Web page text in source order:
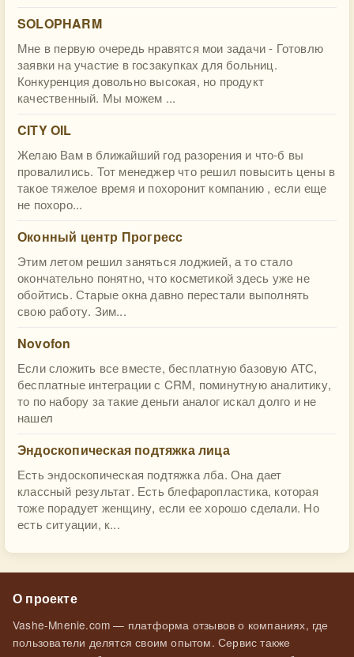
SOLOPHARM
Мне в первую очередь нравятся мои задачи - Готовлю
заявки на участие в госзакупках для больниц.
Конкуренция довольно высокая, но продукт
качественный. Мы можем ...
CITY OIL
Желаю Вам в ближайший год разорения и что-б вы
провалились. Тот менеджер что решил повысить цены в
такое тяжелое время и похоронит компанию , если еще
не похоро...
Оконный центр Прогресс
Этим летом решил заняться лоджией, а то стало
окончательно понятно, что косметикой здесь уже не
обойтись. Старые окна давно перестали выполнять
свою работу. Зим...
Novofon
Если сложить все вместе, бесплатную базовую АТС,
бесплатные интеграции с CRM, поминутную аналитику,
то по набору за такие деньги аналог искал долго и не
нашел
Эндоскопическая подтяжка лица
Есть эндоскопическая подтяжка лба. Она дает
классный результат. Есть блефаропластика, которая
тоже порадует женщину, если ее хорошо сделали. Но
есть ситуации, к...
О проекте
Vashe-Mnenie.com — платформа отзывов о компаниях, где
пользователи делятся своим опытом. Сервис также